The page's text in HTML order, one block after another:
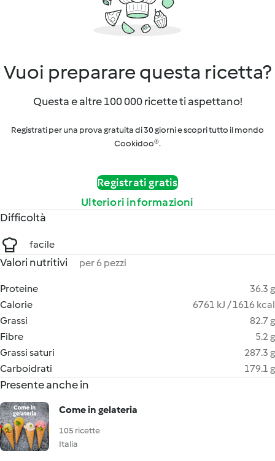
Vuoi preparare questa ricetta?
Questa e altre 100 000 ricette ti aspettano!
Registrati per una prova gratuita di 30 giorni e scopri tutto il mondo
Cookidoo®.
Registrati gratis
Ulteriori informazioni
Difficoltà
facile
Valori nutritivi per 6 pezzi
Proteine
36.3 g
Calorie
6761 kJ / 1616 kcal
Grassi
82.7 g
Fibre
5.2 g
Grassi saturi
287.3 g
Carboidrati
179.1 g
Presente anche in
Come in gelateria
105 ricette
Italia